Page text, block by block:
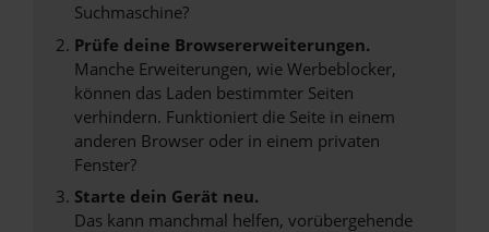
Suchmaschine?
Prüfe deine Browsererweiterungen.
Manche Erweiterungen, wie Werbeblocker,
können das Laden bestimmter Seiten
verhindern. Funktioniert die Seite in einem
anderen Browser oder in einem privaten
Fenster?
Starte dein Gerät neu.
Das kann manchmal helfen, vorübergehende